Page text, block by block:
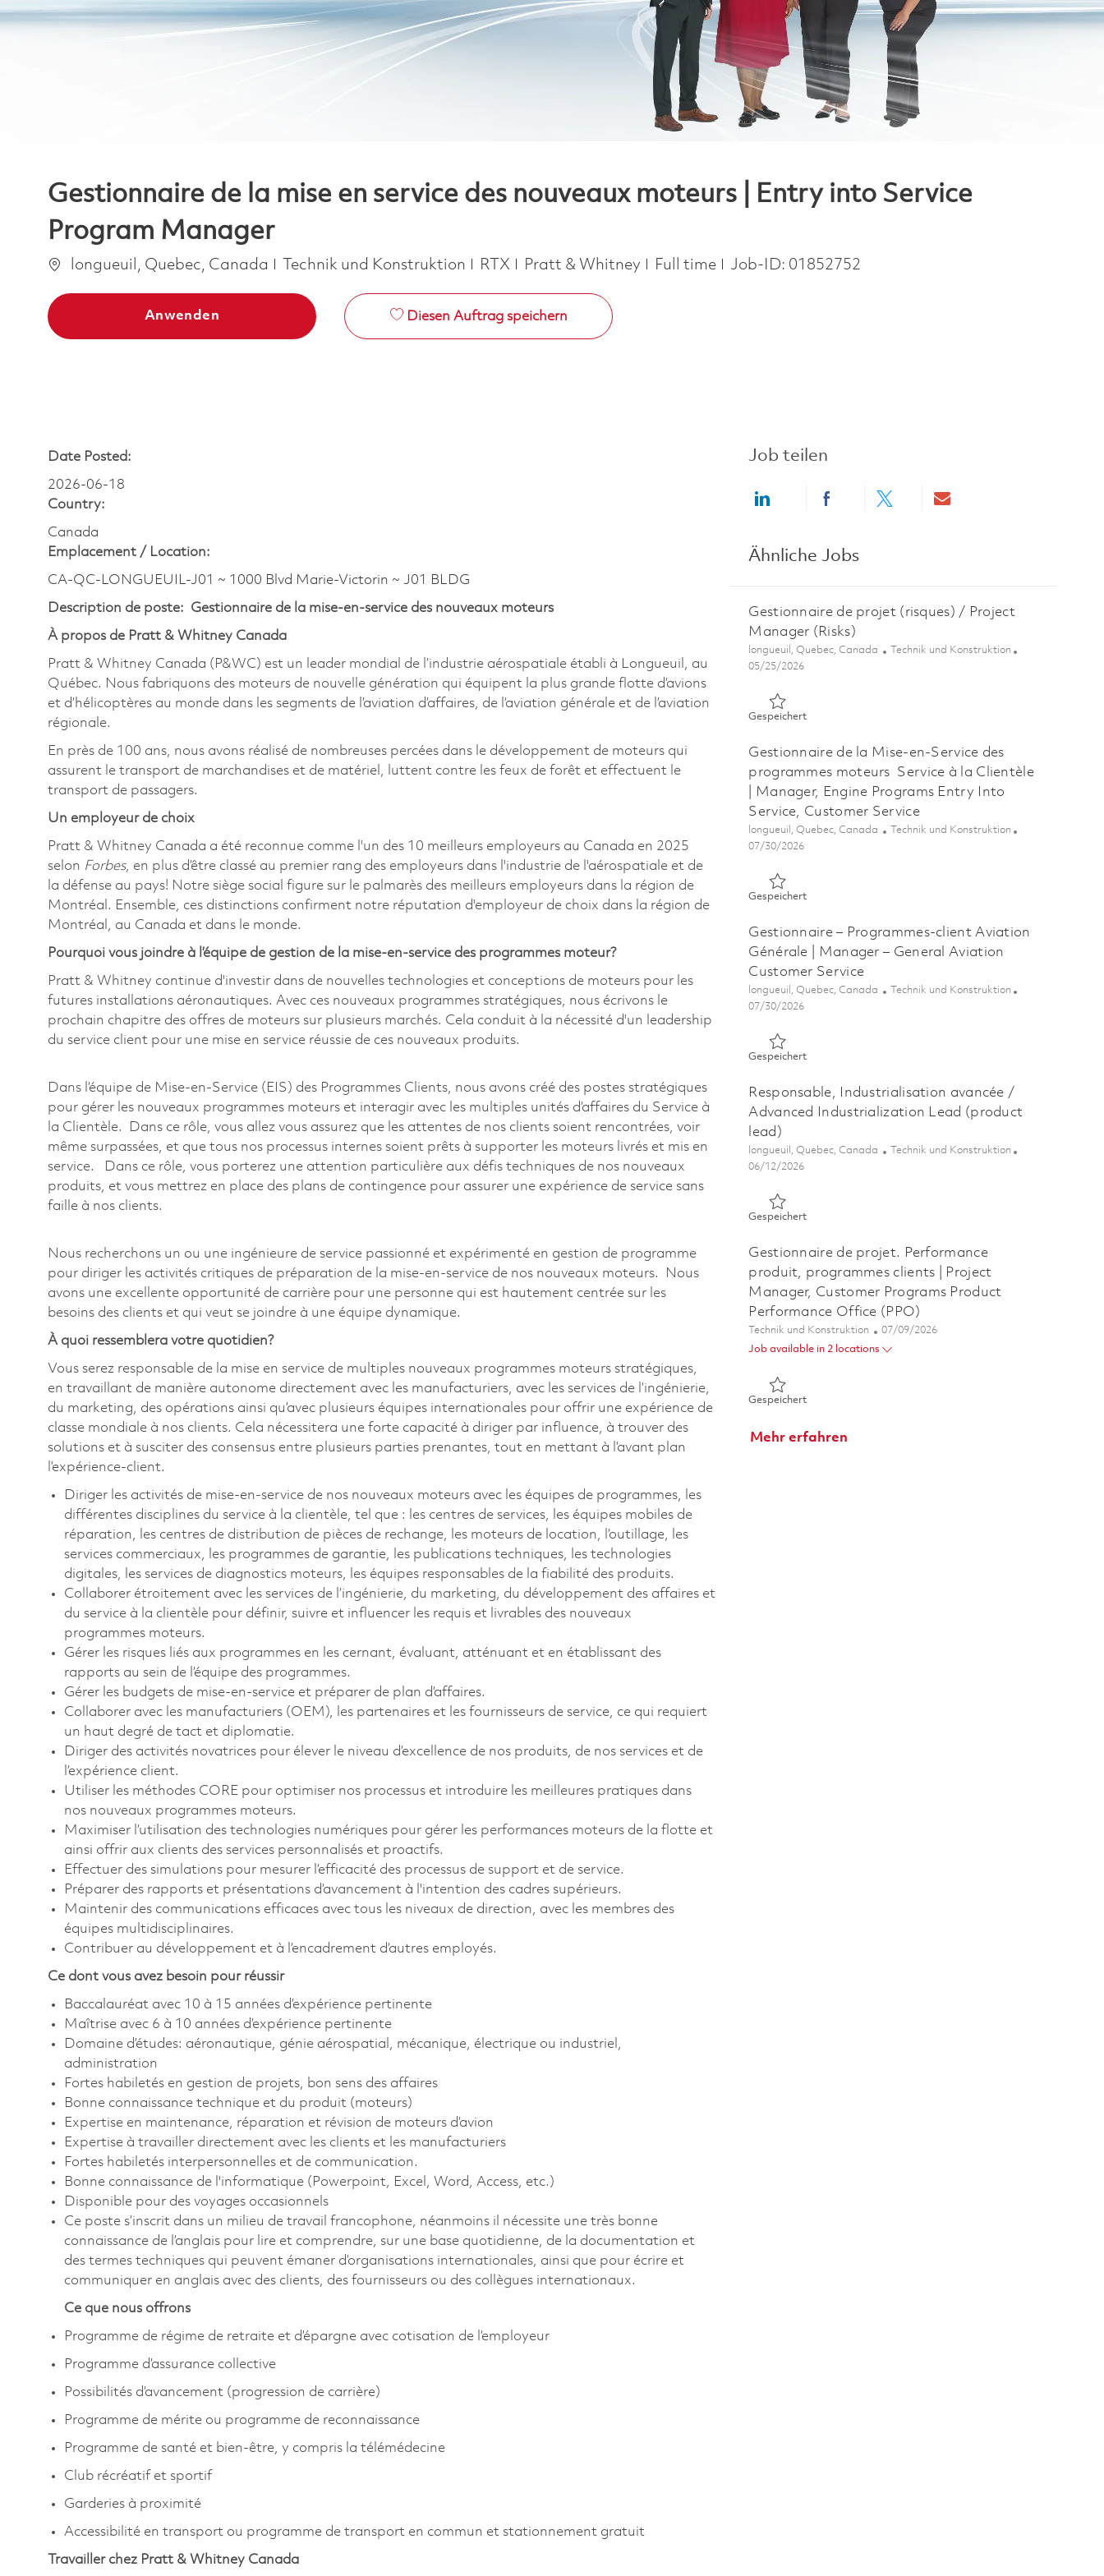
Gestionnaire de la mise en service des nouveaux moteurs | Entry into Service
Program Manager
Ort longueuil, Quebec, Canada Kategorie
Technik und Konstruktion RTX Pratt & Whitney Job Type
Full time Job-ID: 01852752
Anwenden Diesen Auftrag speichern
Date Posted:
2026-06-18
Country:
Canada
Emplacement / Location:
CA-QC-LONGUEUIL-J01 ~ 1000 Blvd Marie-Victorin ~ J01 BLDG
Description de poste: Gestionnaire de la mise-en-service des nouveaux moteurs
À propos de Pratt & Whitney Canada
Pratt & Whitney Canada (P&WC) est un leader mondial de l’industrie aérospatiale établi à Longueuil, au
Québec. Nous fabriquons des moteurs de nouvelle génération qui équipent la plus grande flotte d’avions
et d’hélicoptères au monde dans les segments de l’aviation d’affaires, de l’aviation générale et de l’aviation
régionale.
En près de 100 ans, nous avons réalisé de nombreuses percées dans le développement de moteurs qui
assurent le transport de marchandises et de matériel, luttent contre les feux de forêt et effectuent le
transport de passagers.
Un employeur de choix
Pratt & Whitney Canada a été reconnue comme l'un des 10 meilleurs employeurs au Canada en 2025
selon Forbes, en plus d’être classé au premier rang des employeurs dans l'industrie de l'aérospatiale et de
la défense au pays! Notre siège social figure sur le palmarès des meilleurs employeurs dans la région de
Montréal. Ensemble, ces distinctions confirment notre réputation d'employeur de choix dans la région de
Montréal, au Canada et dans le monde.
Pourquoi vous joindre à l’équipe de gestion de la mise-en-service des programmes moteur?
Pratt & Whitney continue d'investir dans de nouvelles technologies et conceptions de moteurs pour les
futures installations aéronautiques. Avec ces nouveaux programmes stratégiques, nous écrivons le
prochain chapitre des offres de moteurs sur plusieurs marchés. Cela conduit à la nécessité d'un leadership
du service client pour une mise en service réussie de ces nouveaux produits.
Dans l’équipe de Mise-en-Service (EIS) des Programmes Clients, nous avons créé des postes stratégiques
pour gérer les nouveaux programmes moteurs et interagir avec les multiples unités d’affaires du Service à
la Clientèle. Dans ce rôle, vous allez vous assurez que les attentes de nos clients soient rencontrées, voir
même surpassées, et que tous nos processus internes soient prêts à supporter les moteurs livrés et mis en
service. Dans ce rôle, vous porterez une attention particulière aux défis techniques de nos nouveaux
produits, et vous mettrez en place des plans de contingence pour assurer une expérience de service sans
faille à nos clients.
Nous recherchons un ou une ingénieure de service passionné et expérimenté en gestion de programme
pour diriger les activités critiques de préparation de la mise-en-service de nos nouveaux moteurs. Nous
avons une excellente opportunité de carrière pour une personne qui est hautement centrée sur les
besoins des clients et qui veut se joindre à une équipe dynamique.
À quoi ressemblera votre quotidien?
Vous serez responsable de la mise en service de multiples nouveaux programmes moteurs stratégiques,
en travaillant de manière autonome directement avec les manufacturiers, avec les services de l’ingénierie,
du marketing, des opérations ainsi qu’avec plusieurs équipes internationales pour offrir une expérience de
classe mondiale à nos clients. Cela nécessitera une forte capacité à diriger par influence, à trouver des
solutions et à susciter des consensus entre plusieurs parties prenantes, tout en mettant à l’avant plan
l’expérience-client.
Diriger les activités de mise-en-service de nos nouveaux moteurs avec les équipes de programmes, les
différentes disciplines du service à la clientèle, tel que : les centres de services, les équipes mobiles de
réparation, les centres de distribution de pièces de rechange, les moteurs de location, l’outillage, les
services commerciaux, les programmes de garantie, les publications techniques, les technologies
digitales, les services de diagnostics moteurs, les équipes responsables de la fiabilité des produits.
Collaborer étroitement avec les services de l’ingénierie, du marketing, du développement des affaires et
du service à la clientèle pour définir, suivre et influencer les requis et livrables des nouveaux
programmes moteurs.
Gérer les risques liés aux programmes en les cernant, évaluant, atténuant et en établissant des
rapports au sein de l’équipe des programmes.
Gérer les budgets de mise-en-service et préparer de plan d’affaires.
Collaborer avec les manufacturiers (OEM), les partenaires et les fournisseurs de service, ce qui requiert
un haut degré de tact et diplomatie.
Diriger des activités novatrices pour élever le niveau d’excellence de nos produits, de nos services et de
l’expérience client.
Utiliser les méthodes CORE pour optimiser nos processus et introduire les meilleures pratiques dans
nos nouveaux programmes moteurs.
Maximiser l’utilisation des technologies numériques pour gérer les performances moteurs de la flotte et
ainsi offrir aux clients des services personnalisés et proactifs.
Effectuer des simulations pour mesurer l’efficacité des processus de support et de service.
Préparer des rapports et présentations d’avancement à l'intention des cadres supérieurs.
Maintenir des communications efficaces avec tous les niveaux de direction, avec les membres des
équipes multidisciplinaires.
Contribuer au développement et à l’encadrement d’autres employés.
Ce dont vous avez besoin pour réussir
Baccalauréat avec 10 à 15 années d’expérience pertinente
Maîtrise avec 6 à 10 années d’expérience pertinente
Domaine d’études: aéronautique, génie aérospatial, mécanique, électrique ou industriel,
administration
Fortes habiletés en gestion de projets, bon sens des affaires
Bonne connaissance technique et du produit (moteurs)
Expertise en maintenance, réparation et révision de moteurs d’avion
Expertise à travailler directement avec les clients et les manufacturiers
Fortes habiletés interpersonnelles et de communication.
Bonne connaissance de l'informatique (Powerpoint, Excel, Word, Access, etc.)
Disponible pour des voyages occasionnels
Ce poste s’inscrit dans un milieu de travail francophone, néanmoins il nécessite une très bonne
connaissance de l’anglais pour lire et comprendre, sur une base quotidienne, de la documentation et
des termes techniques qui peuvent émaner d’organisations internationales, ainsi que pour écrire et
communiquer en anglais avec des clients, des fournisseurs ou des collègues internationaux.
Ce que nous offrons
Programme de régime de retraite et d’épargne avec cotisation de l’employeur
Programme d’assurance collective
Possibilités d’avancement (progression de carrière)
Programme de mérite ou programme de reconnaissance
Programme de santé et bien-être, y compris la télémédecine
Club récréatif et sportif
Garderies à proximité
Accessibilité en transport ou programme de transport en commun et stationnement gratuit
Travailler chez Pratt & Whitney Canada
Job teilen
Share via LinkedInShare via Facebook
Share via twitterShare via email
Ähnliche Jobs
Gestionnaire de projet (risques) / Project
Manager (Risks)
Ort
longueuil, Quebec, Canada Kategorie
Technik und Konstruktion
Posted Date
05/25/2026
GespeichertGespeichert Gestionnaire de projet (risques) / Project
Gestionnaire de la Mise-en-Service des
programmes moteurs Service à la Clientèle
| Manager, Engine Programs Entry Into
Service, Customer Service
Ort
longueuil, Quebec, Canada Kategorie
Technik und Konstruktion
Posted Date
07/30/2026
GespeichertGespeichert Gestionnaire de la Mise-en-Service des
Gestionnaire – Programmes-client Aviation
Générale | Manager – General Aviation
Customer Service
Ort
longueuil, Quebec, Canada Kategorie
Technik und Konstruktion
Posted Date
07/30/2026
GespeichertGespeichert Gestionnaire – Programmes-client Aviation
Responsable, Industrialisation avancée /
Advanced Industrialization Lead (product
lead)
Ort
longueuil, Quebec, Canada Kategorie
Technik und Konstruktion
Posted Date
06/12/2026
GespeichertGespeichert Responsable, Industrialisation avancée /
Gestionnaire de projet. Performance
produit, programmes clients | Project
Manager, Customer Programs Product
Performance Office (PPO)
Kategorie
Technik und Konstruktion Posted Date
07/09/2026
Job available in 2 locations
GespeichertGespeichert Gestionnaire de projet. Performance produit,
Mehr erfahren